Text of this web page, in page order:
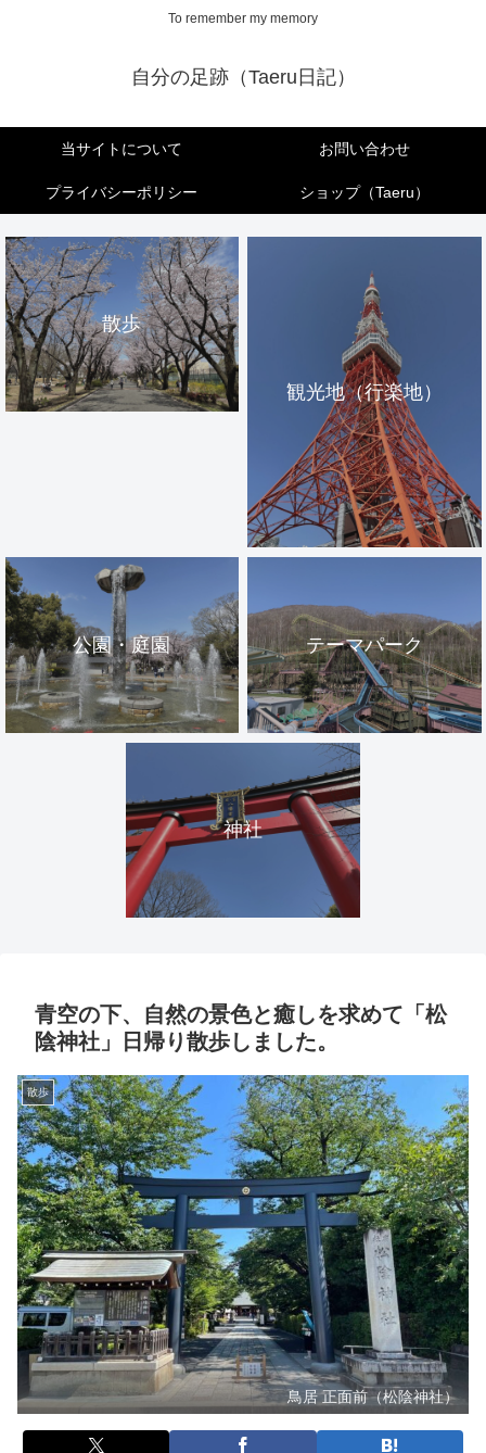
To remember my memory
自分の足跡（Taeru日記）
当サイトについて お問い合わせ
プライバシーポリシー ショップ（Taeru）
散歩
観光地（行楽地）
公園・庭園 テーマパーク
神社
青空の下、自然の景色と癒しを求めて「松
陰神社」日帰り散歩しました。
散歩
鳥居 正面前（松陰神社）